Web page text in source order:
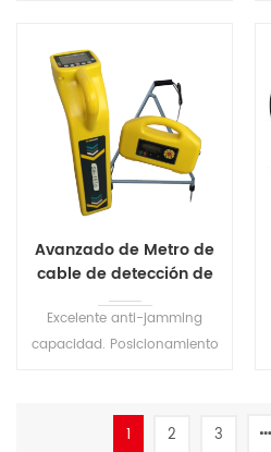
Avanzado de Metro de
cable de detección de
fallos S1516
Excelente anti-jamming
capacidad. Posicionamiento
de varios metales
1 2 3